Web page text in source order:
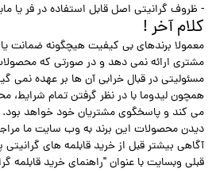
- ظروف گرانیتی اصل قابل استفاده در فر یا
کلام آخر !
معمولا برندهای بی کیفیت هیچگونه ضمانت
مشتری ارائه نمی دهد و در صورتی که
مسئولیتی در قبال خرابی آن ها بر عهده نمی
همچون لیدوما با در نظر گرفتن تمام شرایط،
می کند و پاسخگوی مشتریان خود خواهد بود.
دیدن محصولات این برند به وب سایت ما
آگاهی بیشتر قبل از خرید قابلمه های
قبلی وبسایت با عنوان "راهنمای خرید قابلمه